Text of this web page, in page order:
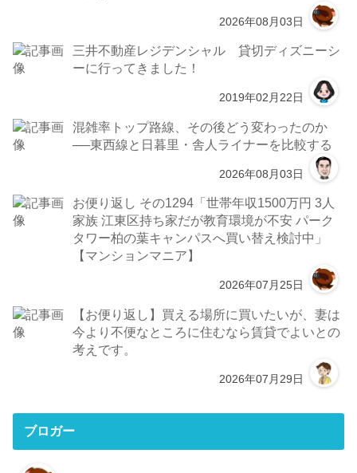
2026年08月03日
三井不動産レジデンシャル 貸切ディズニーシ
ーに行ってきました！
2019年02月22日
混雑率トップ路線、その後どう変わったのか
──東西線と日暮里・舎人ライナーを比較する
2026年08月03日
お便り返し その1294「世帯年収1500万円 3人
家族 江東区持ち家だが教育環境が不安 パーク
タワー柏の葉キャンパスへ買い替え検討中」
【マンションマニア】
2026年07月25日
【お便り返し】買える場所に買いたいが、妻は
今より不便なところに住むなら賃貸でよいとの
考えです。
2026年07月29日
ブロガー